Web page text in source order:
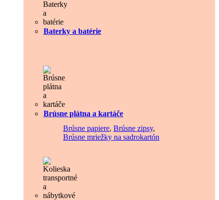
Baterky a batérie
Brúsne plátna a kartáče
Brúsne papiere, Brúsne zipsy,
Brúsne mriežky na sadrokartón